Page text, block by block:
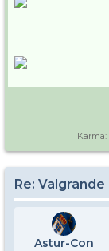
Karma:
Re:
Astur-Con